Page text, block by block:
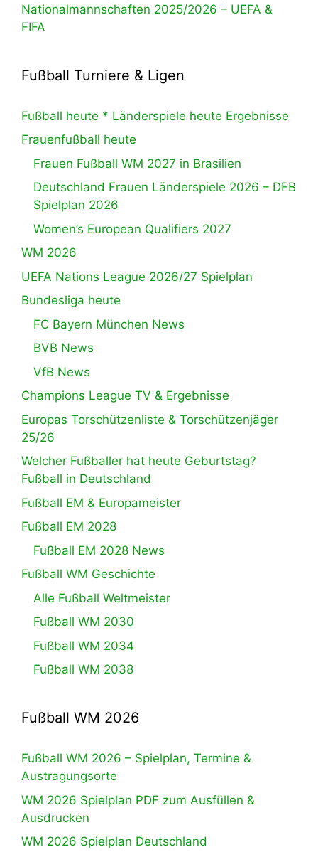
Nationalmannschaften 2025/2026 – UEFA &
FIFA
Fußball Turniere & Ligen
Fußball heute * Länderspiele heute Ergebnisse
Frauenfußball heute
Frauen Fußball WM 2027 in Brasilien
Deutschland Frauen Länderspiele 2026 – DFB
Spielplan 2026
Women’s European Qualifiers 2027
WM 2026
UEFA Nations League 2026/27 Spielplan
Bundesliga heute
FC Bayern München News
BVB News
VfB News
Champions League TV & Ergebnisse
Europas Torschützenliste & Torschützenjäger
25/26
Welcher Fußballer hat heute Geburtstag?
Fußball in Deutschland
Fußball EM & Europameister
Fußball EM 2028
Fußball EM 2028 News
Fußball WM Geschichte
Alle Fußball Weltmeister
Fußball WM 2030
Fußball WM 2034
Fußball WM 2038
Fußball WM 2026
Fußball WM 2026 – Spielplan, Termine &
Austragungsorte
WM 2026 Spielplan PDF zum Ausfüllen &
Ausdrucken
WM 2026 Spielplan Deutschland